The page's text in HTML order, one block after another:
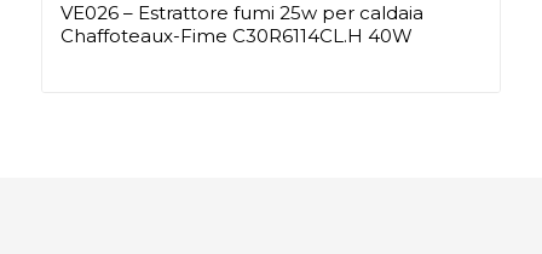
VE026 – Estrattore fumi 25w per caldaia
Chaffoteaux-Fime C30R6114CL.H 40W